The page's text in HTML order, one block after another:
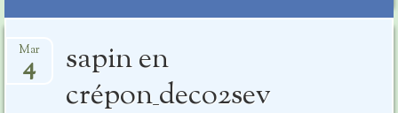
au
contenu
sapin en
crépon_deco2sev
Mar
4